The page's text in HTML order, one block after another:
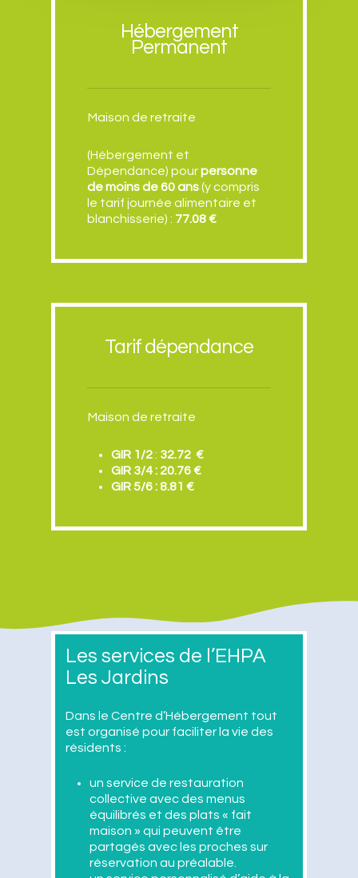
Hébergement
Permanent
Maison de retraite
(Hébergement et
Dépendance) pourpersonne
de moins de 60 ans(y compris
le tarif journée alimentaire et
blanchisserie) : 77.08 €
Tarif dépendance
Maison de retraite
GIR 1/2: 32.72 €
GIR 3/4 : 20.76 €
GIR 5/6 : 8.81 €
Les services de l’EHPA
Les Jardins
Dans le Centre d’Hébergement tout
est organisé pour faciliter la vie des
résidents :
un service de restauration
collective avec des menus
équilibrés et des plats « fait
maison » qui peuvent être
partagés avec les proches sur
réservation au préalable.